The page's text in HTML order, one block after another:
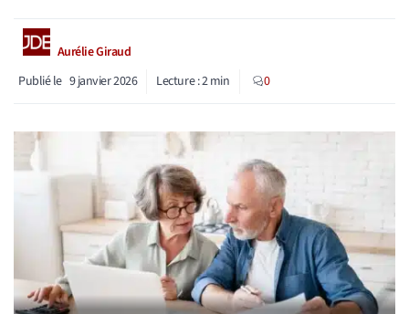
Aurélie Giraud
Publié le 9 janvier 2026 Lecture :2min 0